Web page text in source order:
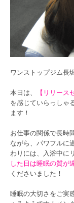
ワンストップジム長
本日は、
【リリー
を感じていらっしゃ
ます！
お仕事の関係で長時
ながら、パワフルに
わりには、入浴中に
した日は睡眠の質が
くださいました！
睡眠の大切さをご実